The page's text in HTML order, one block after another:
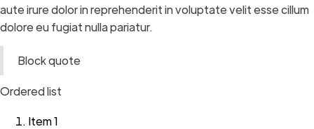
aute irure dolor in reprehenderit in voluptate velit esse cillum
dolore eu fugiat nulla pariatur.
Block quote
Ordered list
Item 1